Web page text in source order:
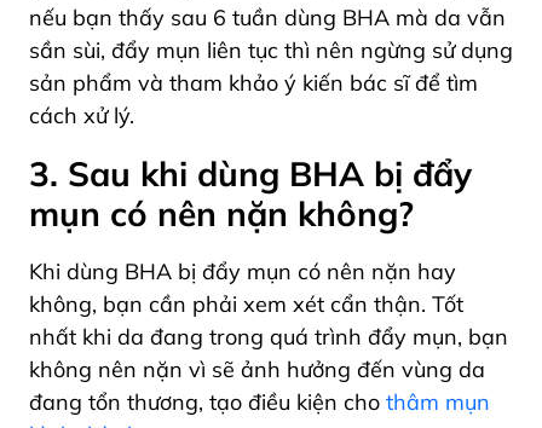
nếu bạn thấy sau 6 tuần dùng BHA mà da vẫn
sần sùi, đẩy mụn liên tục thì nên ngừng sử dụng
sản phẩm và tham khảo ý kiến bác sĩ để tìm
cách xử lý.
3. Sau khi dùng BHA bị đẩy
mụn có nên nặn không?
Khi dùng BHA bị đẩy mụn có nên nặn hay
không, bạn cần phải xem xét cẩn thận. Tốt
nhất khi da đang trong quá trình đẩy mụn, bạn
không nên nặn vì sẽ ảnh hưởng đến vùng da
đang tổn thương, tạo điều kiện cho thâm mụn